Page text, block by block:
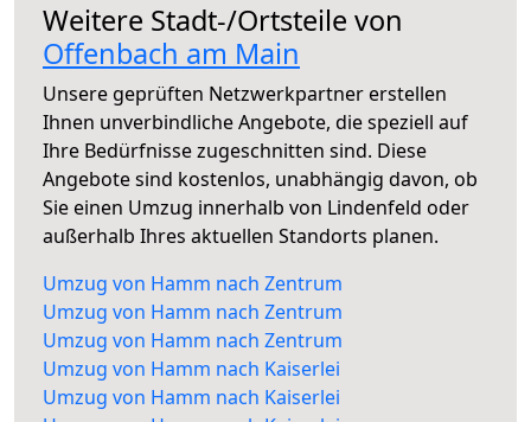
Weitere Stadt-/Ortsteile von
Offenbach am Main
Unsere geprüften Netzwerkpartner erstellen
Ihnen unverbindliche Angebote, die speziell auf
Ihre Bedürfnisse zugeschnitten sind. Diese
Angebote sind kostenlos, unabhängig davon, ob
Sie einen Umzug innerhalb von Lindenfeld oder
außerhalb Ihres aktuellen Standorts planen.
Umzug von Hamm nach Zentrum
Umzug von Hamm nach Zentrum
Umzug von Hamm nach Zentrum
Umzug von Hamm nach Kaiserlei
Umzug von Hamm nach Kaiserlei